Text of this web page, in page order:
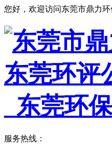
您好，欢迎访问东莞市鼎力
服务热线：